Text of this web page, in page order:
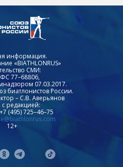
информация.
«BIATHLONRUS»
СМИ:
77–68806,
07.03.2017.
биатлонистов России.
– С.В. Аверьянов
с редакцией:
(495) 725–46–75
12+